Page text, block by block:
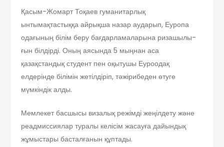
Қасым-Жомарт Тоқаев гуманитар­лық
ынтымақтастыққа айрықша назар аударып, Еуропа
одағының білім беру бағдарламаларына ризашылы­
ғын білдірді. Оның аясында 5 мыңнан аса
қазақстандық студент пен оқытушы Еуроодақ
елдерінде білімін жетілдіріп, тәжірибеден өтуге
мүмкіндік алды.
Мемлекет басшысы визалық режімді жеңілдету және
реадмиссиялар туралы келісім жасауға дайындық
жұмыстары басталғанын құптады.